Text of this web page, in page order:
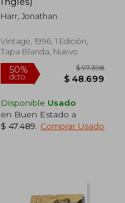
Harr, Jonathan
Vintage, 1996, 1 Edición,
Tapa Blanda, Nuevo
Disponible Usado
en Buen Estado a
$ 47.489
Comprar Usado